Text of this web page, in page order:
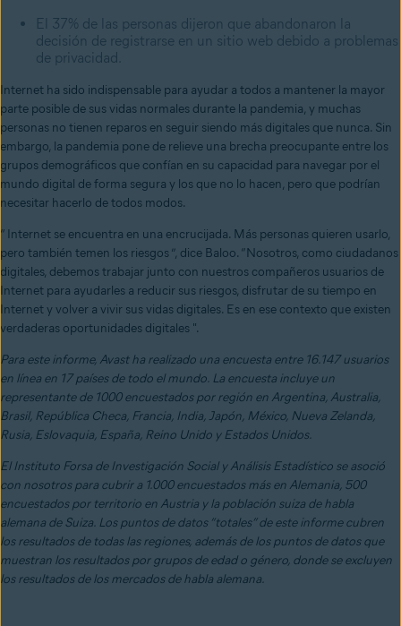
El 37% de las personas dijeron que abandonaron la
decisión de registrarse en un sitio web debido a problemas
de privacidad.
Internet ha sido indispensable para ayudar a todos a mantener la mayor
parte posible de sus vidas normales durante la pandemia, y muchas
personas no tienen reparos en seguir siendo más digitales que nunca. Sin
embargo, la pandemia pone de relieve una brecha preocupante entre los
grupos demográficos que confían en su capacidad para navegar por el
mundo digital de forma segura y los que no lo hacen, pero que podrían
necesitar hacerlo de todos modos.
“ Internet se encuentra en una encrucijada. Más personas quieren usarlo,
pero también temen los riesgos ”, dice Baloo. “Nosotros, como ciudadanos
digitales, debemos trabajar junto con nuestros compañeros usuarios de
Internet para ayudarles a reducir sus riesgos, disfrutar de su tiempo en
Internet y volver a vivir sus vidas digitales. Es en ese contexto que existen
verdaderas oportunidades digitales ".
Para este informe, Avast ha realizado una encuesta entre 16.147 usuarios
en línea en 17 países de todo el mundo. La encuesta incluye un
representante de 1000 encuestados por región en Argentina, Australia,
Brasil, República Checa, Francia, India, Japón, México, Nueva Zelanda,
Rusia, Eslovaquia, España, Reino Unido y Estados Unidos.
El Instituto Forsa de Investigación Social y Análisis Estadístico se asoció
con nosotros para cubrir a 1.000 encuestados más en Alemania, 500
encuestados por territorio en Austria y la población suiza de habla
alemana de Suiza. Los puntos de datos “totales” de este informe cubren
los resultados de todas las regiones, además de los puntos de datos que
muestran los resultados por grupos de edad o género, donde se excluyen
los resultados de los mercados de habla alemana.